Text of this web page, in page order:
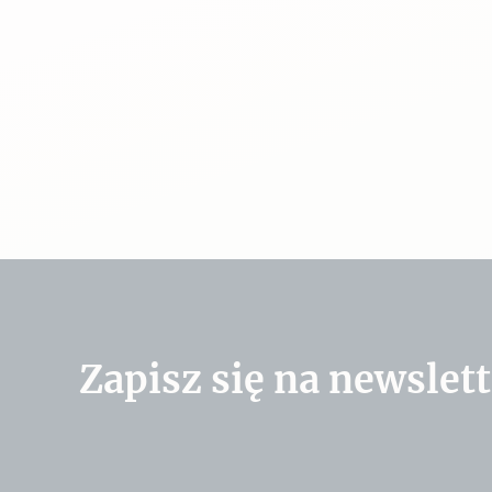
Zapisz się na